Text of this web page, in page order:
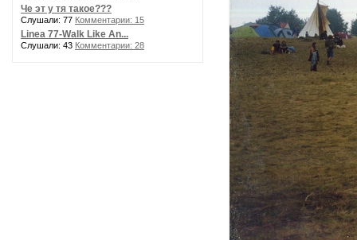
Че эт у тя такое???
Слушали: 77 Комментарии: 15
Linea 77-Walk Like An...
Слушали: 43 Комментарии: 28